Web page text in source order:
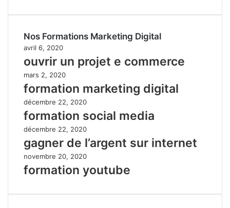
Nos Formations Marketing Digital
avril 6, 2020
ouvrir un projet e commerce
mars 2, 2020
formation marketing digital
décembre 22, 2020
formation social media
décembre 22, 2020
gagner de l’argent sur internet
novembre 20, 2020
formation youtube